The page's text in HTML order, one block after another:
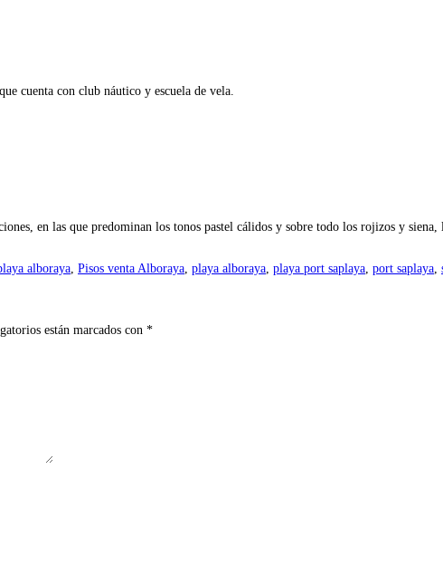
cuenta con club náutico y escuela de vela.
en las que predominan los tonos pastel cálidos y sobre todo los rojizos y
alboraya Pisos venta Alboraya playa alboraya playa port saplaya port saplaya
están marcados con *